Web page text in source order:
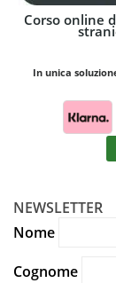
Corso online
In unica
NEWSLETTER
Nome
Cognome